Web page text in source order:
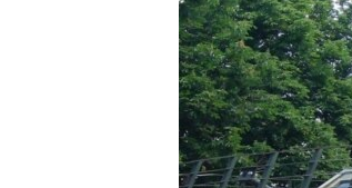
КРЫМ.НЕПОКОРЕННЫЙ
УКРАИНСКАЯ ПРОБЛЕМА КРЫМА